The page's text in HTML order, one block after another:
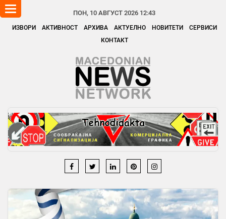
ПОН, 10 АВГУСТ 2026 12:43
ИЗВОРИ АКТИВНОСТ АРХИВА АКТУЕЛНО НОВИТЕТИ
СЕРВИСИ
КОНТАКТ
Toggle
navigation